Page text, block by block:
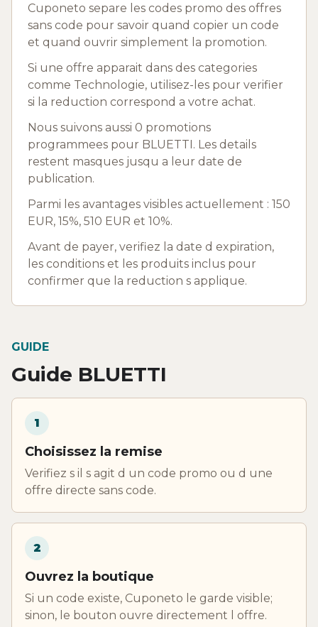
Cuponeto separe les codes promo des offres
sans code pour savoir quand copier un code
et quand ouvrir simplement la promotion.
Si une offre apparait dans des categories
comme Technologie, utilisez-les pour verifier
si la reduction correspond a votre achat.
Nous suivons aussi 0 promotions
programmees pour BLUETTI. Les details
restent masques jusqu a leur date de
publication.
Parmi les avantages visibles actuellement : 150
EUR, 15%, 510 EUR et 10%.
Avant de payer, verifiez la date d expiration,
les conditions et les produits inclus pour
confirmer que la reduction s applique.
GUIDE
Guide BLUETTI
1
Choisissez la remise
Verifiez s il s agit d un code promo ou d une
offre directe sans code.
2
Ouvrez la boutique
Si un code existe, Cuponeto le garde visible;
sinon, le bouton ouvre directement l offre.